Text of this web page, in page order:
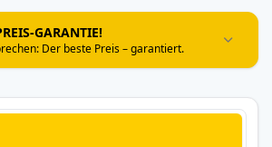
GARANTIE!
Der beste Preis – garantiert.